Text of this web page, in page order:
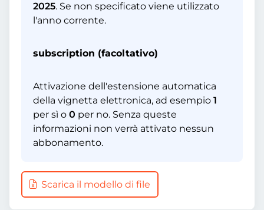
2025. Se non specificato viene utilizzato
l'anno corrente.
subscription (facoltativo)
Attivazione dell'estensione automatica
della vignetta elettronica, ad esempio 1
per sì o 0 per no. Senza queste
informazioni non verrà attivato nessun
abbonamento.
Scarica il modello di file